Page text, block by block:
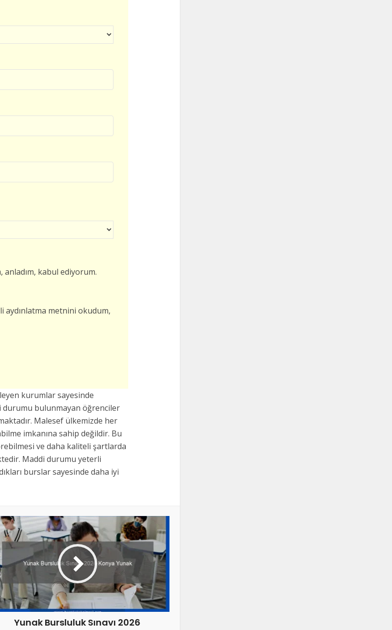
anladım, kabul ediyorum.
aydınlatma metnini okudum,
kurumlar sayesinde
durumu bulunmayan öğrenciler
Malesef ülkemizde her
imkanına sahip değildir. Bu
ve daha kaliteli şartlarda
Maddi durumu yeterli
burslar sayesinde daha iyi
Yunak Bursluluk Sınavı 2026